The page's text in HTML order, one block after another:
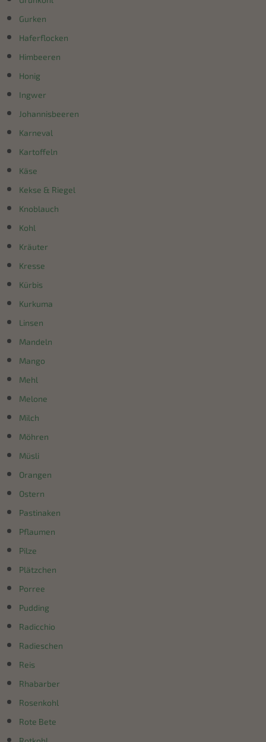
Gurken
Haferflocken
Himbeeren
Honig
Ingwer
Johannisbeeren
Karneval
Kartoffeln
Käse
Kekse & Riegel
Knoblauch
Kohl
Kräuter
Kresse
Kürbis
Kurkuma
Linsen
Mandeln
Mango
Mehl
Melone
Milch
Möhren
Müsli
Orangen
Ostern
Pastinaken
Pflaumen
Pilze
Plätzchen
Porree
Pudding
Radicchio
Radieschen
Reis
Rhabarber
Rosenkohl
Rote Bete